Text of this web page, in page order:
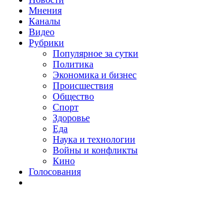
Мнения
Каналы
Видео
Рубрики
Популярное за сутки
Политика
Экономика и бизнес
Происшествия
Общество
Спорт
Здоровье
Еда
Наука и технологии
Войны и конфликты
Кино
Голосования